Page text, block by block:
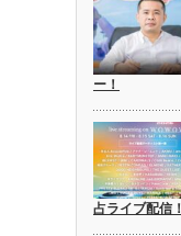
ー！
占ライブ配信！